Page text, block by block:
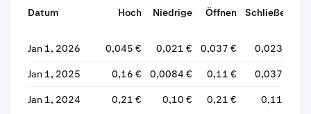
Datum Hoch Niedrige Öffnen
Schließen
Jan 1, 2026
0,045 € 0,021 € 0,037 € 0,023 €
Jan 1, 2025 0,16 € 0,0084 € 0,11 € 0,037 €
Jan 1, 2024 0,21 € 0,10 € 0,21 € 0,11 €